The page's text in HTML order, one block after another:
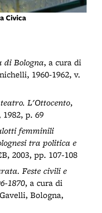
Civica
di Bologna, a cura di
1960-1962, v.
L'Ottocento,
p. 69
femminili
tra politica e
2003, pp. 107-108
Feste civili e
1870, a cura di
Bologna,